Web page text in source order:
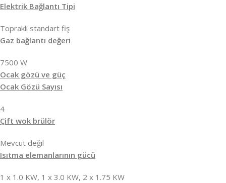
Elektrik Bağlantı Tipi
Topraklı standart fiş
Gaz bağlantı değeri
7500 W
Ocak gözü ve güç
Ocak Gözü Sayısı
4
Çift wok brülör
Mevcut değil
Isıtma elemanlarının gücü
1 x 1.0 KW, 1 x 3.0 KW, 2 x 1.75 KW